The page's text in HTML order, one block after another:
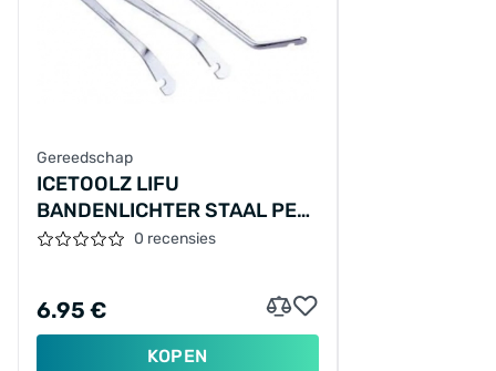
Gereedschap
ICETOOLZ LIFU
BANDENLICHTER STAAL PER
3
0 recensies
6.95 €
KOPEN